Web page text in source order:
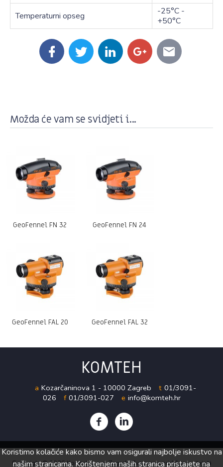
Temperaturni opseg
-25°C -
+50°C
Možda će vam se svidjeti i...
GeoFennel FN 32 GeoFennel FN 24
GeoFennel FAL 20 GeoFennel FAL 32
KOMTEH
a Kozarčaninova 1 - 10000 Zagreb t 01/3091-
026
f 01/3091-027 e info@komteh.hr
Copyright ©2026 Komteh d.o.o. Zagreb. Sva prava pridržana.Uvjeti
Koristimo kolačiće kako bismo vam osigurali najbolje iskustvo na
našim stranicama. Korištenjem naših stranica pristajete na